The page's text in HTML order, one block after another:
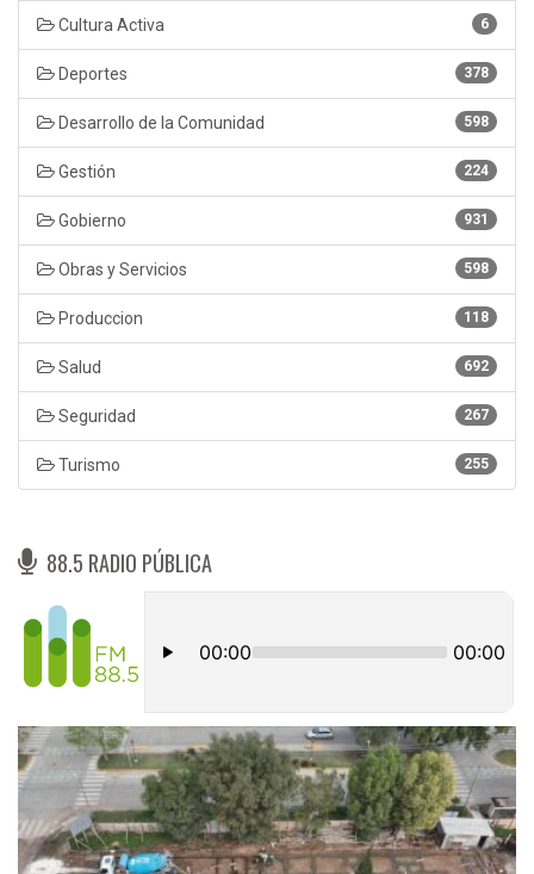
6
Cultura Activa
378
Deportes
598
Desarrollo de la Comunidad
224
Gestión
931
Gobierno
598
Obras y Servicios
118
Produccion
692
Salud
267
Seguridad
255
Turismo
88.5 RADIO PÚBLICA